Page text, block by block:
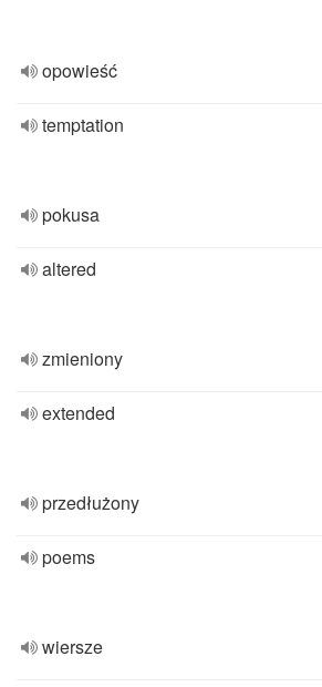
opowieść
temptation
pokusa
altered
zmieniony
extended
przedłużony
poems
wiersze